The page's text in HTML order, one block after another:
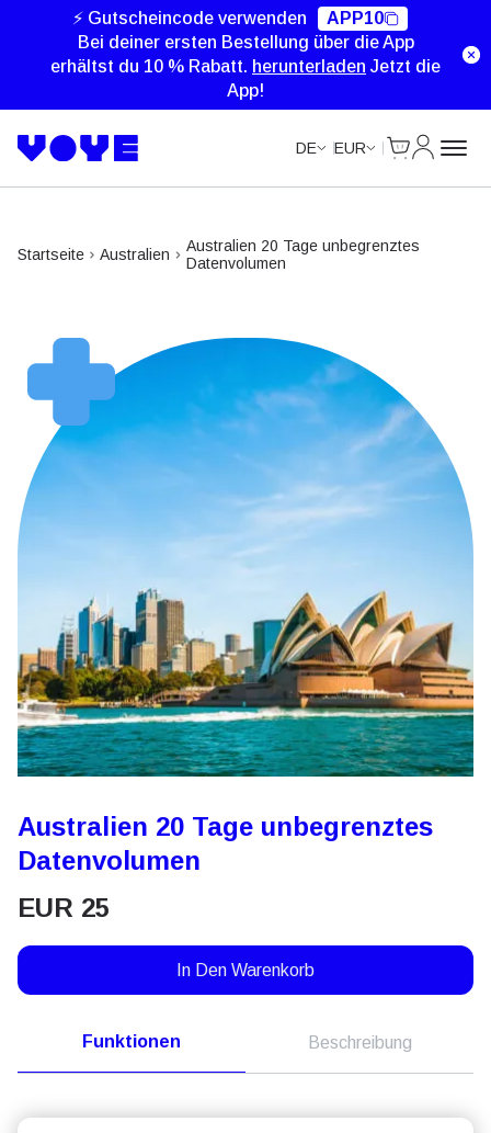
⚡ Gutscheincode verwenden
APP10
Bei deiner ersten Bestellung über die App
erhältst du 10 % Rabatt. herunterladen Jetzt die
App!
DE EUR
Startseite Australien
Australien 20 Tage unbegrenztes
Datenvolumen
Australien 20 Tage unbegrenztes
Datenvolumen
EUR 25
In Den Warenkorb
Funktionen Beschreibung